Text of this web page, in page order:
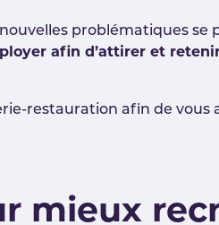
problématiques se
afin d’attirer et
restauration afin de vous
mieux